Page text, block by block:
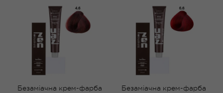
Безаміачна крем-фарба
Безаміачна крем-фарба